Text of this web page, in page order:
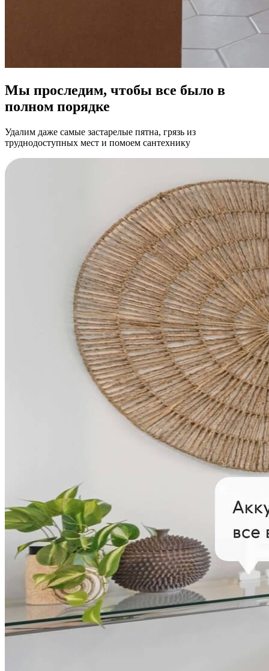
Мы проследим, чтобы все было в
полном порядке
Удалим даже самые застарелые пятна, грязь из
труднодоступных мест и помоем сантехнику